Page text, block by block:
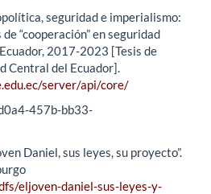
seguridad e imperialismo:
“cooperación” en seguridad
2017-2023 [Tesis de
Central del Ecuador].
server/api/core/
457b-bb33-
Daniel, sus leyes, su proyecto”.
eljoven-daniel-sus-leyes-y-